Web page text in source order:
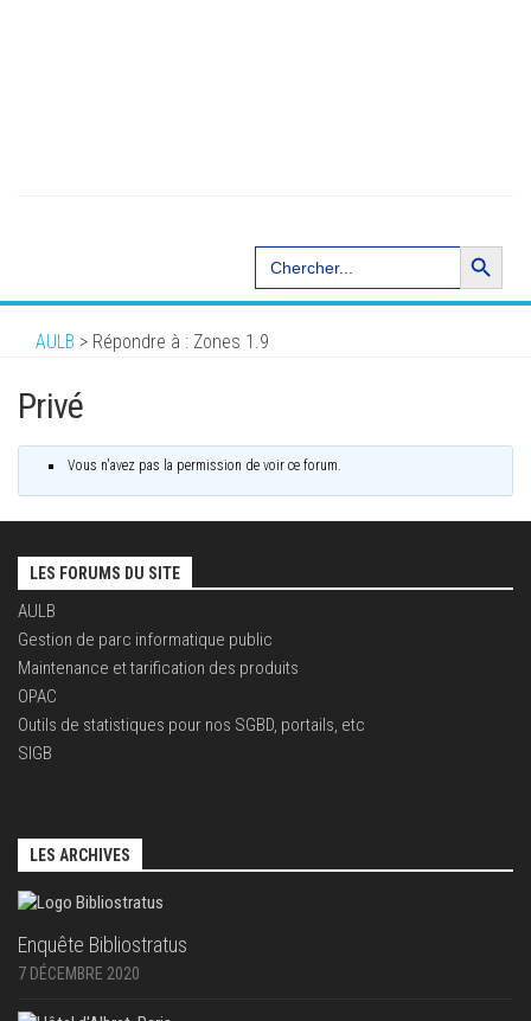
Search
for:
Search Button
AULB > Répondre à : Zones 1.9
Privé
Vous n'avez pas la permission de voir ce forum.
LES FORUMS DU SITE
AULB
Gestion de parc informatique public
Maintenance et tarification des produits
OPAC
Outils de statistiques pour nos SGBD, portails, etc
SIGB
LES ARCHIVES
Enquête Bibliostratus
7 DÉCEMBRE 2020